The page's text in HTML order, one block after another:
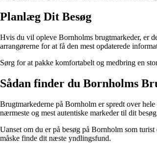
Planlæg Dit Besøg
Hvis du vil opleve Bornholms brugtmarkeder, er
arrangørerne for at få den mest opdaterede
Sørg for at pakke komfortabelt og medbring en
Sådan finder du Bornholms
Brugtmarkederne på Bornholm er spredt over
nærmeste og mest autentiske markeder til dit
Uanset om du er på besøg på Bornholm som
måske finde dit næste yndlingsfund.